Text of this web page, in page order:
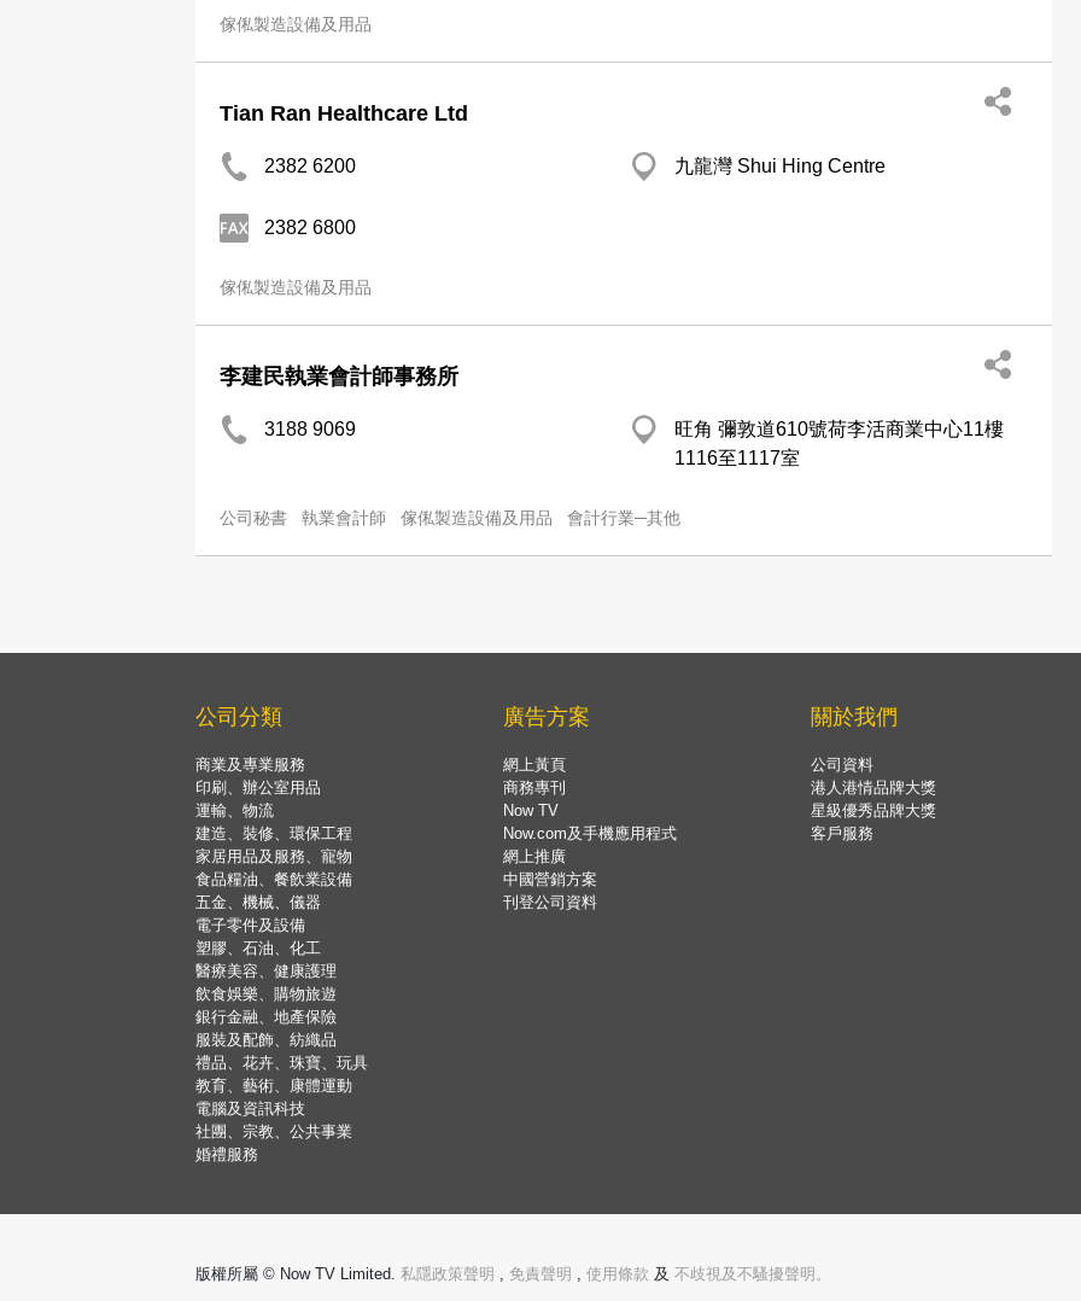
傢俬製造設備及用品
Tian Ran Healthcare Ltd
2382 6200 九龍灣 Shui Hing Centre
2382 6800
傢俬製造設備及用品
李建民執業會計師事務所
3188 9069
旺角 彌敦道610號荷李活商業中心11樓
1116至1117室
公司秘書 執業會計師 傢俬製造設備及用品 會計行業─其他
公司分類
商業及專業服務
印刷、辦公室用品
運輸、物流
建造、裝修、環保工程
家居用品及服務、寵物
食品糧油、餐飲業設備
五金、機械、儀器
電子零件及設備
塑膠、石油、化工
醫療美容、健康護理
飲食娛樂、購物旅遊
銀行金融、地產保險
服裝及配飾、紡織品
禮品、花卉、珠寶、玩具
教育、藝術、康體運動
電腦及資訊科技
社團、宗教、公共事業
婚禮服務
廣告方案
網上黃頁
商務專刊
Now TV
Now.com及手機應用程式
網上推廣
中國營銷方案
刊登公司資料
關於我們
公司資料
港人港情品牌大獎
星級優秀品牌大獎
客戶服務
版權所屬 © Now TV Limited. 私隱政策聲明 , 免責聲明 , 使用條款 及 不歧視及不騷擾聲明。